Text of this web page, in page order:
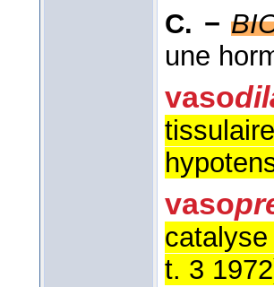
C. −
une
vaso
vaso
t. 3 1972